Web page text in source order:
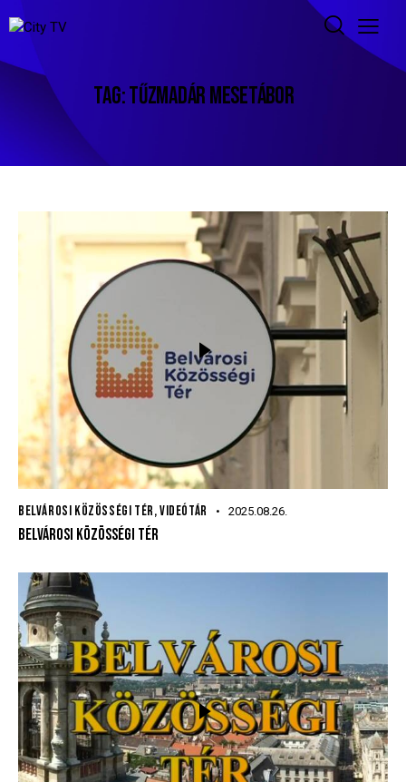
TAG: TŰZMADÁR MESETÁBOR
BELVÁROSI KÖZÖSSÉGI TÉR,VIDEÓTÁR 2025.08.26.
BELVÁROSI KÖZÖSSÉGI TÉR